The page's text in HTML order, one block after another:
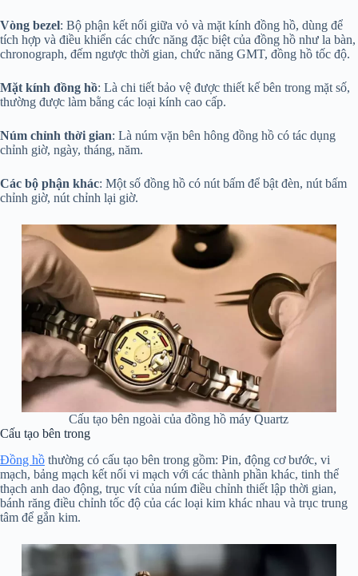
Vòng bezel: Bộ phận kết nối giữa vỏ và mặt kính đồng hồ, dùng để
tích hợp và điều khiển các chức năng đặc biệt của đồng hồ như la bàn,
chronograph, đếm ngược thời gian, chức năng GMT, đồng hồ tốc độ.
Mặt kính đồng hồ: Là chi tiết bảo vệ được thiết kế bên trong mặt số,
thường được làm bằng các loại kính cao cấp.
Núm chỉnh thời gian: Là núm vặn bên hông đồng hồ có tác dụng
chỉnh giờ, ngày, tháng, năm.
Các bộ phận khác: Một số đồng hồ có nút bấm để bật đèn, nút bấm
chỉnh giờ, nút chỉnh lại giờ.
Cấu tạo bên ngoài của đồng hồ máy Quartz
Cấu tạo bên trong
Đồng hồ thường có cấu tạo bên trong gồm: Pin, động cơ bước, vi
mạch, bảng mạch kết nối vi mạch với các thành phần khác, tinh thể
thạch anh dao động, trục vít của núm điều chỉnh thiết lập thời gian,
bánh răng điều chỉnh tốc độ của các loại kim khác nhau và trục trung
tâm để gắn kim.